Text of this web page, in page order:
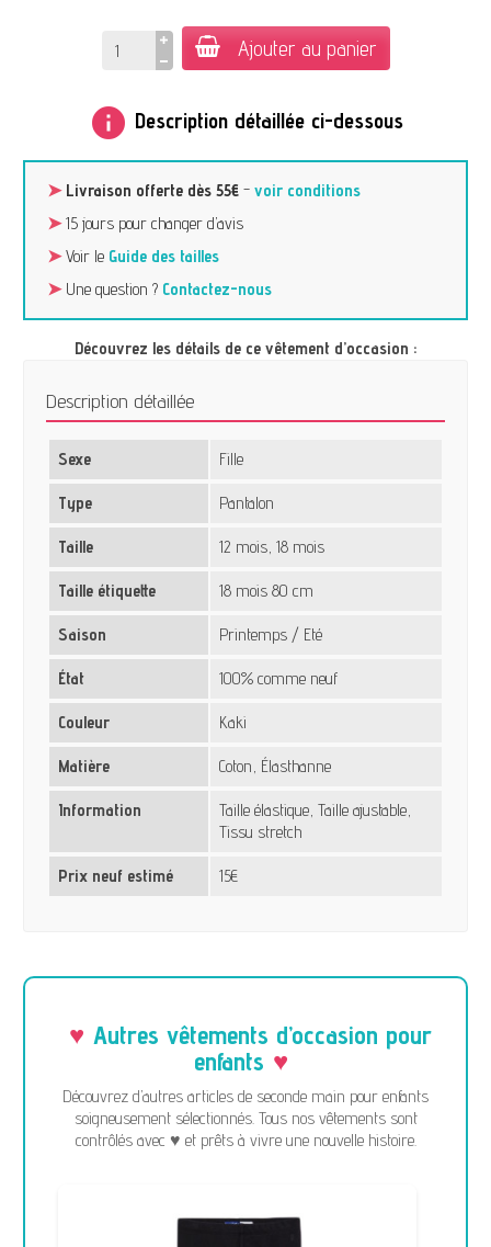
Ajouter au panier
info Description détaillée ci-dessous
➤ Livraison offerte dès 55€ -voir conditions
➤15 jours pour changer d’avis
➤Voir le Guide des tailles
➤Une question ? Contactez-nous
Découvrez les détails de ce vêtement d’occasion :
Description détaillée
Sexe Fille
Type Pantalon
Taille 12 mois, 18 mois
Taille étiquette 18 mois 80 cm
Saison Printemps / Eté
État 100% comme neuf
Couleur Kaki
Matière Coton, Élasthanne
Information
Taille élastique, Taille ajustable,
Tissu stretch
Prix neuf estimé 15€
Autres vêtements d’occasion pour
enfants
Découvrez d’autres articles de seconde main pour enfants
soigneusement sélectionnés. Tous nos vêtements sont
contrôlés avec ♥ et prêts à vivre une nouvelle histoire.